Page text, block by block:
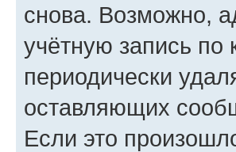
снова. Возможно,
учётную запись
периодически
оставляющих
Если это